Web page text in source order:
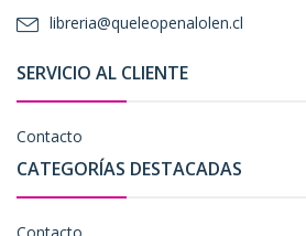
libreria@queleopenalolen.cl
SERVICIO AL CLIENTE
Contacto
CATEGORÍAS DESTACADAS
Contacto